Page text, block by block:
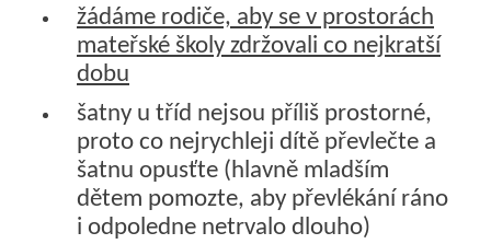
žádáme rodiče, aby se v prostorách
mateřské školy zdržovali co nejkratší
dobu
šatny u tříd nejsou příliš prostorné,
proto co nejrychleji dítě převlečte a
šatnu opusťte (hlavně mladším
dětem pomozte, aby převlékání ráno
i odpoledne netrvalo dlouho)